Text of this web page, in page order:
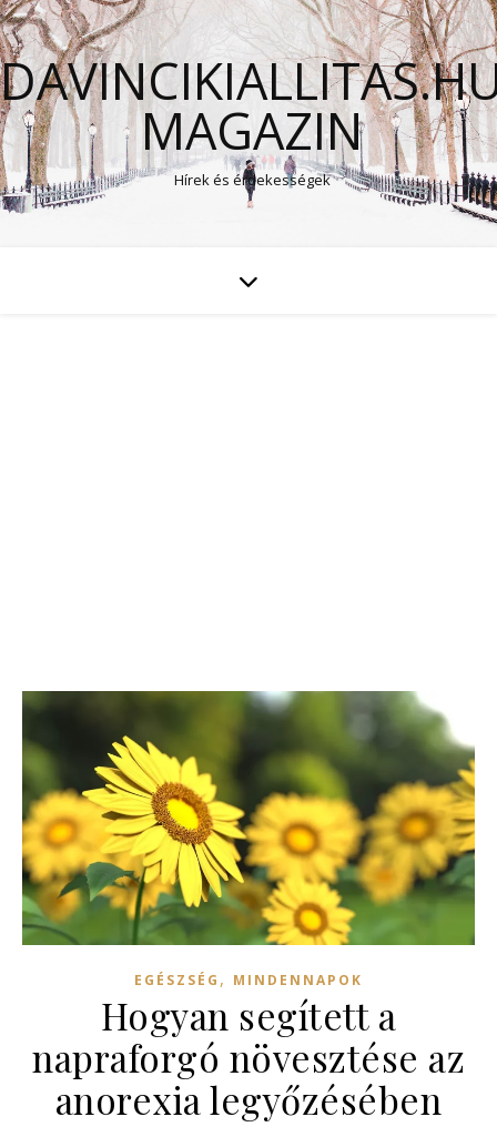
MAGAZIN
Hírek és érdekességek
EGÉSZSÉG , MINDENNAPOK
Hogyan segített a
napraforgó növesztése az
anorexia legyőzésében